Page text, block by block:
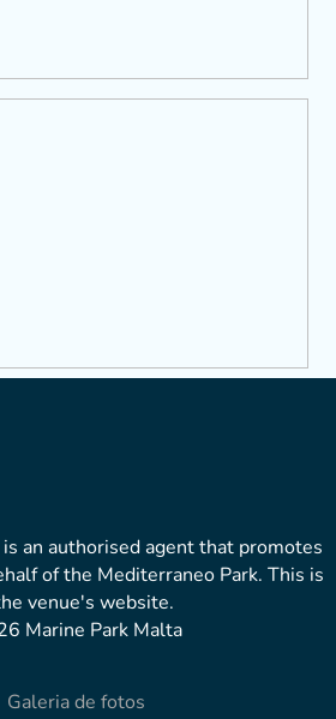
an authorised agent that promotes
of the Mediterraneo Park. This is
venue's website.
Marine Park Malta
Galeria de fotos